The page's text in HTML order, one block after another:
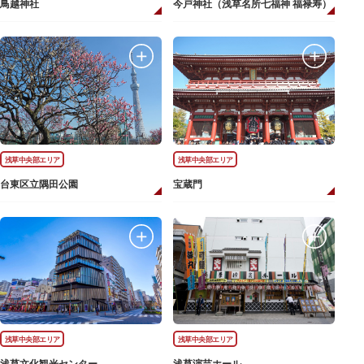
鳥越神社 今戸神社（浅草名所七福神 福禄寿）
浅草中央部エリア
台東区立隅田公園
浅草中央部エリア
宝蔵門
浅草中央部エリア 浅草中央部エリア